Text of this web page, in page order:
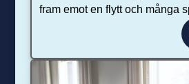
fram emot en flytt och många